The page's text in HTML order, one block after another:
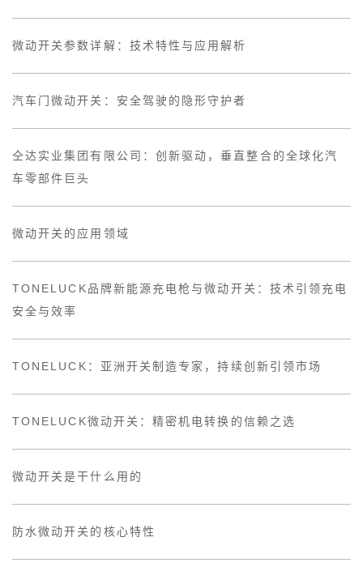
微动开关参数详解：技术特性与应用解析
汽车门微动开关：安全驾驶的隐形守护者
仝达实业集团有限公司：创新驱动，垂直整合的全球化汽
车零部件巨头
微动开关的应用领域
TONELUCK品牌新能源充电枪与微动开关：技术引领充电
安全与效率
TONELUCK：亚洲开关制造专家，持续创新引领市场
TONELUCK微动开关：精密机电转换的信赖之选
微动开关是干什么用的
防水微动开关的核心特性